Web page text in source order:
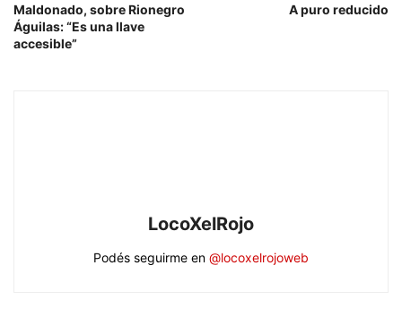
Maldonado, sobre Rionegro
Águilas: “Es una llave
accesible”
A puro reducido
LocoXelRojo
Podés seguirme en @locoxelrojoweb